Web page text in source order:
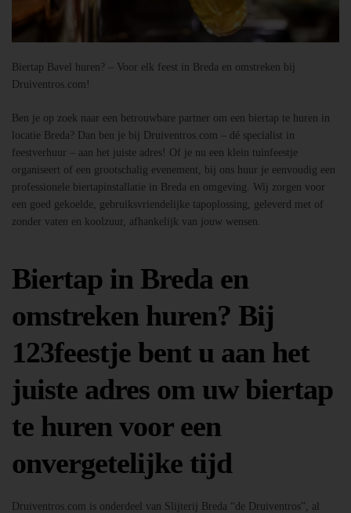
Biertap Bavel huren? – Voor elk feest in Breda en omstreken bij
Druiventros.com!
Ben je op zoek naar een betrouwbare partner om een biertap te huren in
locatie Breda? Dan ben je bij Druiventros.com – dé specialist in
feestverhuur – aan het juiste adres! Of je nu een klein tuinfeestje
organiseert of een grootschalig evenement, bij ons huur je eenvoudig een
professionele biertapinstallatie in Breda en omgeving. Wij zorgen voor
een goed gekoelde, gebruiksvriendelijke tapoplossing, geleverd met of
zonder vaten en koolzuur, afhankelijk van jouw wensen.
Biertap in Breda en
omstreken huren? Bij
123feestje bent u aan het
juiste adres om uw biertap
te huren voor een
onvergetelijke tijd
Druiventros.com is onderdeel van Slijterij Breda “de Druiventros”, al